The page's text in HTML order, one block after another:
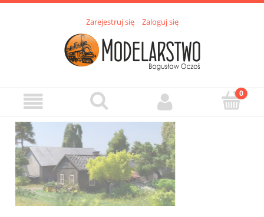
Zarejestruj się Zaloguj się